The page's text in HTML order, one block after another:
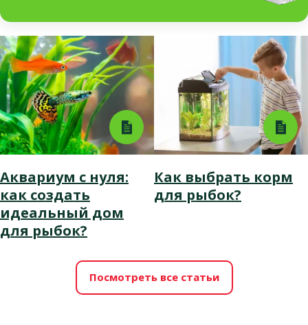
Аквариум с нуля:
как создать
идеальный дом
для рыбок?
Как выбрать корм
для рыбок?
Посмотреть все статьи